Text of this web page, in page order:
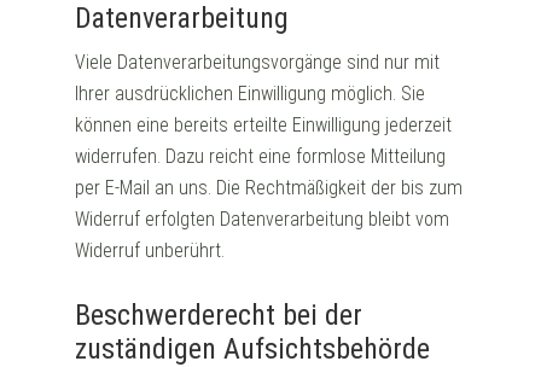
Datenverarbeitung
Viele Datenverarbeitungsvorgänge sind nur mit
Ihrer ausdrücklichen Einwilligung möglich. Sie
können eine bereits erteilte Einwilligung jederzeit
widerrufen. Dazu reicht eine formlose Mitteilung
per E-Mail an uns. Die Rechtmäßigkeit der bis zum
Widerruf erfolgten Datenverarbeitung bleibt vom
Widerruf unberührt.
Beschwerderecht bei der
zuständigen Aufsichtsbehörde